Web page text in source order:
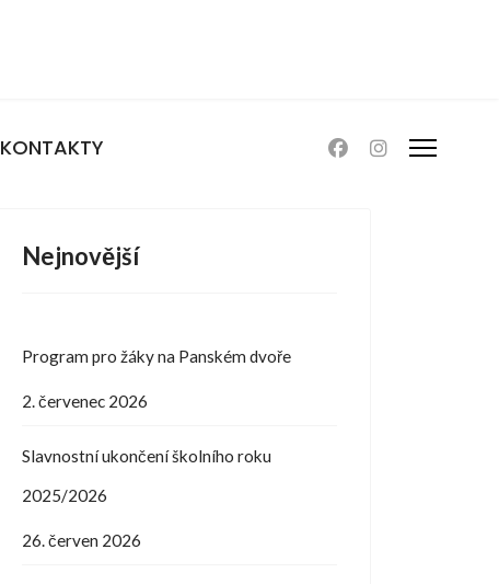
KONTAKTY
Nejnovější
Program pro žáky na Panském dvoře
2. červenec 2026
Slavnostní ukončení školního roku
2025/2026
26. červen 2026